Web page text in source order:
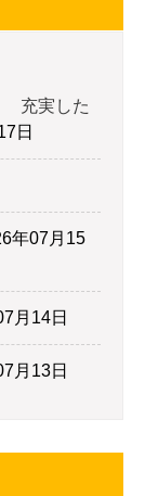
た
日
年07月15
月14日
月13日